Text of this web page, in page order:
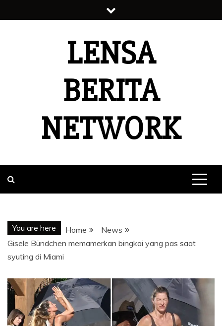
to
LENSA
BERITA
NETWORK
You are here Home
News
Gisele Bündchen memamerkan bingkai yang pas saat
syuting di Miami